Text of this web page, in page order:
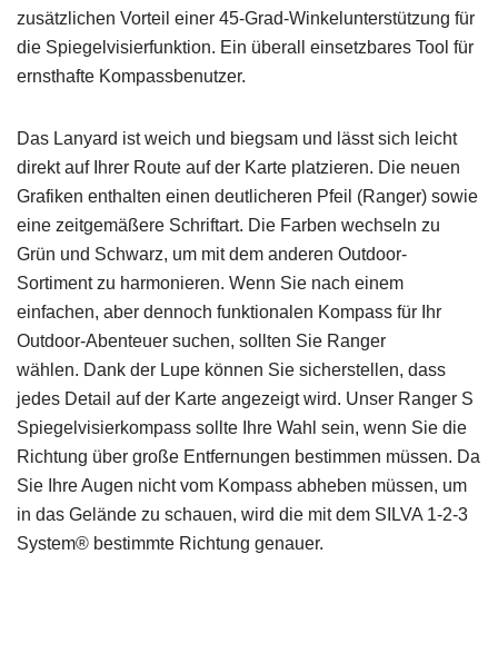
zusätzlichen Vorteil einer 45-Grad-Winkelunterstützung für
die Spiegelvisierfunktion. Ein überall einsetzbares Tool für
ernsthafte Kompassbenutzer.
Das Lanyard ist weich und biegsam und lässt sich leicht
direkt auf Ihrer Route auf der Karte platzieren. Die neuen
Grafiken enthalten einen deutlicheren Pfeil (Ranger) sowie
eine zeitgemäßere Schriftart. Die Farben wechseln zu
Grün und Schwarz, um mit dem anderen Outdoor-
Sortiment zu harmonieren. Wenn Sie nach einem
einfachen, aber dennoch funktionalen Kompass für Ihr
Outdoor-Abenteuer suchen, sollten Sie Ranger
wählen. Dank der Lupe können Sie sicherstellen, dass
jedes Detail auf der Karte angezeigt wird. Unser Ranger S
Spiegelvisierkompass sollte Ihre Wahl sein, wenn Sie die
Richtung über große Entfernungen bestimmen müssen. Da
Sie Ihre Augen nicht vom Kompass abheben müssen, um
in das Gelände zu schauen, wird die mit dem SILVA 1-2-3
System® bestimmte Richtung genauer.